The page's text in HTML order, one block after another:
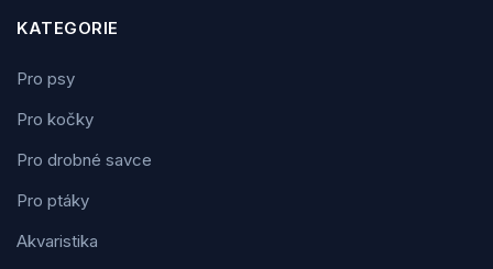
KATEGORIE
Pro psy
Pro kočky
Pro drobné savce
Pro ptáky
Akvaristika